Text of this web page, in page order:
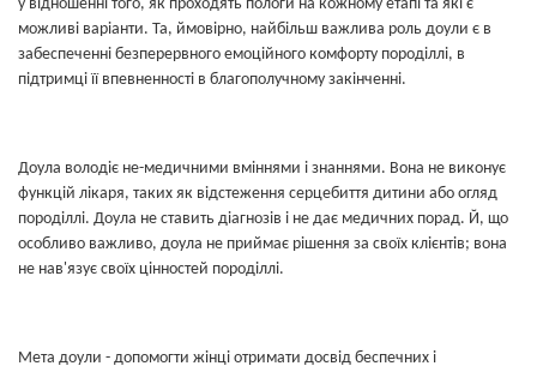
у відношенні того, як проходять пологи на кожному етапі та які є
можливі варіанти. Та, ймовірно, найбільш важлива роль доули є в
забеспеченні безперервного емоційного комфорту породіллі, в
підтримці її впевненності в благополучному закінченні.
Доула володіє не-медичними вміннями і знаннями. Вона не виконує
функцій лікаря, таких як відстеження серцебиття дитини або огляд
породіллі. Доула не ставить діагнозів і не дає медичних порад. Й, що
особливо важливо, доула не приймає рішення за своїх клієнтів; вона
не нав'язує своїх цінностей породіллі.
Мета доули - допомогти жінці отримати досвід беспечних і